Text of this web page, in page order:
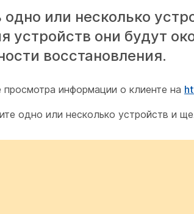
одно или несколько
устройств они будут
восстановления.
просмотра информации о клиенте на
одно или несколько устройств и